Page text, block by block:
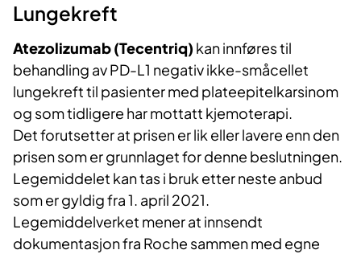
Lungekreft
Atezolizumab (Tecentriq) kan innføres til
behandling av PD-L1 negativ ikke-småcellet
lungekreft til pasienter med plateepitelkarsinom
og som tidligere har mottatt kjemoterapi.
Det forutsetter at prisen er lik eller lavere enn den
prisen som er grunnlaget for denne beslutningen.
Legemiddelet kan tas i bruk etter neste anbud
som er gyldig fra 1. april 2021.
Legemiddelverket mener at innsendt
dokumentasjon fra Roche sammen med egne